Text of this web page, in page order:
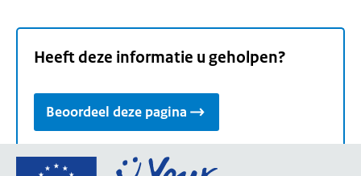
Heeft deze informatie u geholpen?
Beoordeel deze pagina
Ga